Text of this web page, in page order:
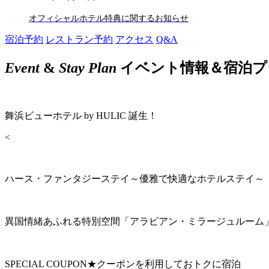
オフィシャルホテル特典に関するお知らせ
宿泊予約 レストラン予約 アクセス Q&A
Event& Stay Plan イベント情報＆宿泊
舞浜ビューホテル by HULIC 誕生！
<
ハース・ファンタジーステイ～優雅で快適なホテルステイ～
異国情緒あふれる特別空間「アラビアン・ミラージュルーム
SPECIAL COUPON★クーポンを利用しておトクに宿泊